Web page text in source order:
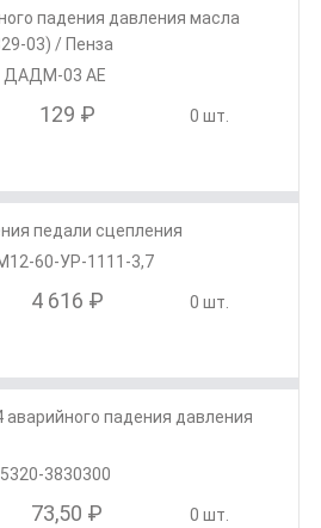
падения давления масла
03) / Пенза
ДАДМ-03 АЕ
129 ₽ 0 шт.
педали сцепления
60-УР-1111-3,7
4 616 ₽ 0 шт.
падения давления
5320-3830300
73,50 ₽ 0 шт.